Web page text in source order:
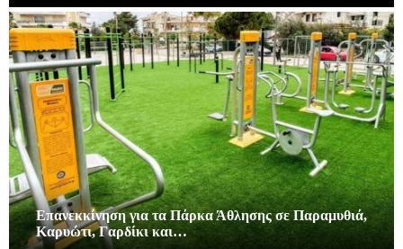
Επανεκκίνηση για τα Πάρκα Άθλησης σε Παραμυθιά,
Καρυώτι, Γαρδίκι και…